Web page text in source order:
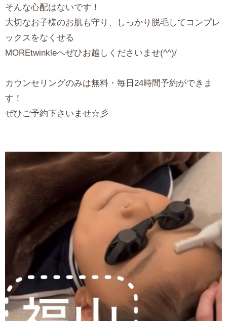
そんな心配はないです！
大切なお子様のお肌も守り、しっかり脱毛してコンプレ
ックスをなくせる
MOREtwinkleへぜひお越しくださいませ(^^)/
カウンセリングのみは無料・毎日24時間予約ができま
す！
ぜひご予約下さいませ☆彡